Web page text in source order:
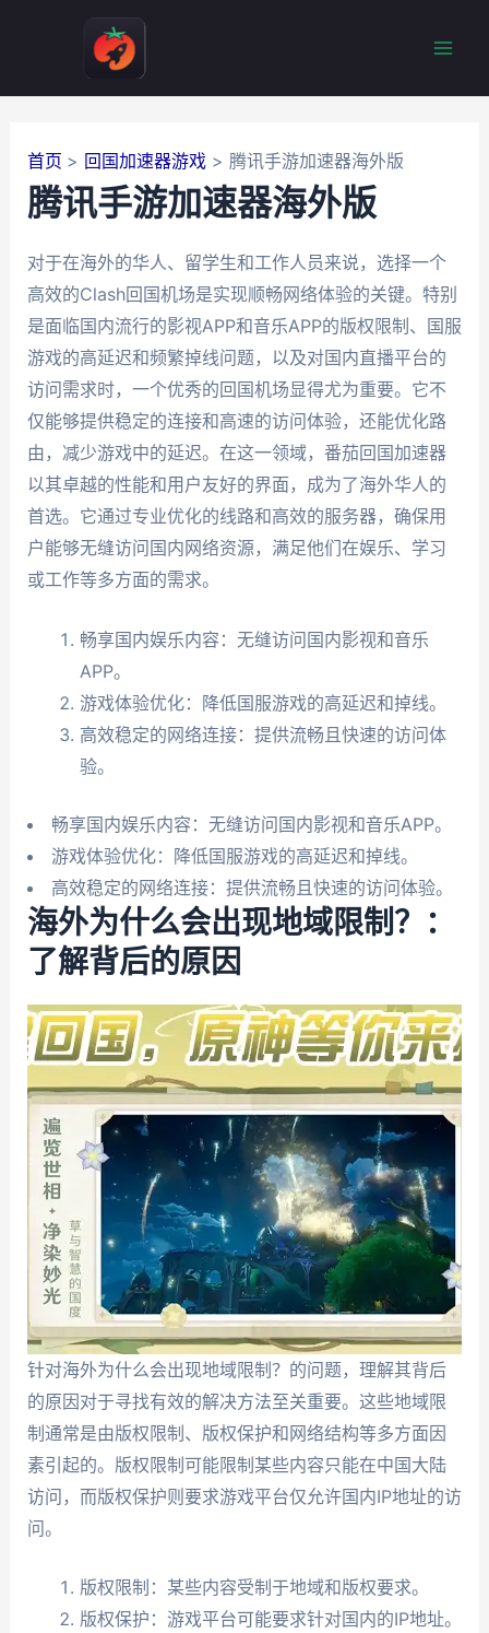
首页 回国加速器游戏 腾讯手游加速器海外版
腾讯手游加速器海外版
对于在海外的华人、留学生和工作人员来说，选择一个
高效的Clash回国机场是实现顺畅网络体验的关键。特别
是面临国内流行的影视APP和音乐APP的版权限制、国服
游戏的高延迟和频繁掉线问题，以及对国内直播平台的
访问需求时，一个优秀的回国机场显得尤为重要。它不
仅能够提供稳定的连接和高速的访问体验，还能优化路
由，减少游戏中的延迟。在这一领域，番茄回国加速器
以其卓越的性能和用户友好的界面，成为了海外华人的
首选。它通过专业优化的线路和高效的服务器，确保用
户能够无缝访问国内网络资源，满足他们在娱乐、学习
或工作等多方面的需求。
畅享国内娱乐内容：无缝访问国内影视和音乐
APP。
游戏体验优化：降低国服游戏的高延迟和掉线。
高效稳定的网络连接：提供流畅且快速的访问体
验。
畅享国内娱乐内容：无缝访问国内影视和音乐APP。
游戏体验优化：降低国服游戏的高延迟和掉线。
高效稳定的网络连接：提供流畅且快速的访问体验。
海外为什么会出现地域限制？：
了解背后的原因
针对海外为什么会出现地域限制？的问题，理解其背后
的原因对于寻找有效的解决方法至关重要。这些地域限
制通常是由版权限制、版权保护和网络结构等多方面因
素引起的。版权限制可能限制某些内容只能在中国大陆
访问，而版权保护则要求游戏平台仅允许国内IP地址的访
问。
版权限制：某些内容受制于地域和版权要求。
版权保护：游戏平台可能要求针对国内的IP地址。